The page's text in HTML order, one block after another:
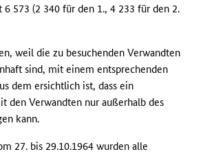
6 573 (2 340 für den 1., 4 233 für den 2.
weil die zu besuchenden Verwandten
sind, mit einem entsprechenden
dem ersichtlich ist, dass ein
den Verwandten nur außerhalb des
kann.
27. bis 29.10.1964 wurden alle